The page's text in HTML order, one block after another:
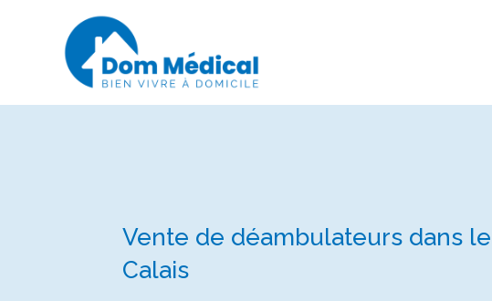
Vente de déambulateurs dans
Calais